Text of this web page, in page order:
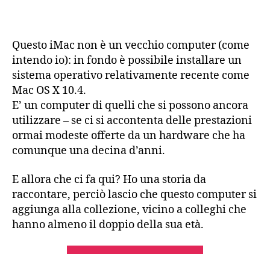
Questo iMac non è un vecchio computer (come
intendo io): in fondo è possibile installare un
sistema operativo relativamente recente come
Mac OS X 10.4.
E’ un computer di quelli che si possono ancora
utilizzare – se ci si accontenta delle prestazioni
ormai modeste offerte da un hardware che ha
comunque una decina d’anni.
E allora che ci fa qui? Ho una storia da
raccontare, perciò lascio che questo computer si
aggiunga alla collezione, vicino a colleghi che
hanno almeno il doppio della sua età.